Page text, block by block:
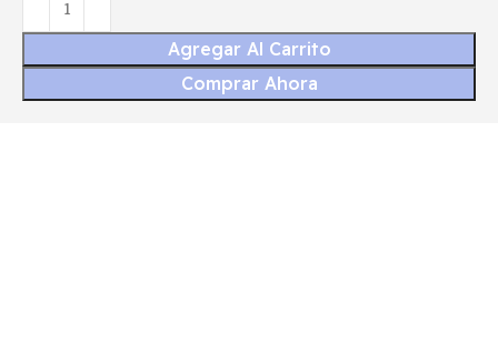
Agregar Al Carrito
Comprar Ahora